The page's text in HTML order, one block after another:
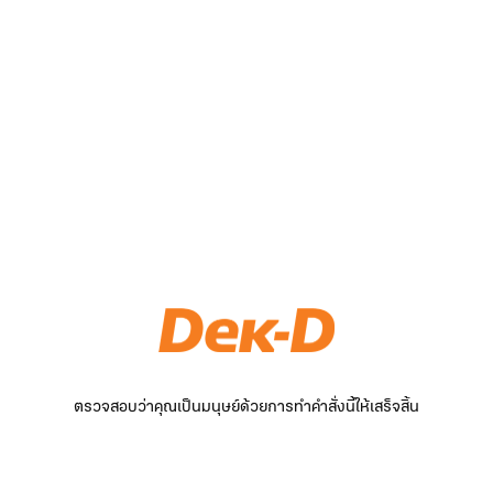
ตรวจสอบว่าคุณเป็นมนุษย์ด้วยการทำคำสั่งนี้ให้เสร็จสิ้น